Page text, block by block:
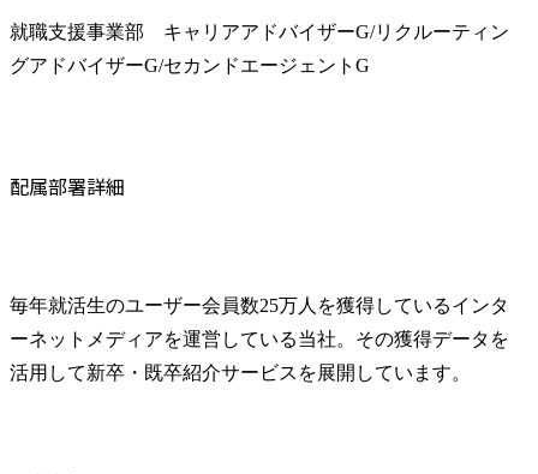
就職支援事業部　キャリアアドバイザーG/リクルーティン
グアドバイザーG/セカンドエージェントG
配属部署詳細
毎年就活生のユーザー会員数25万人を獲得しているインタ
ーネットメディアを運営している当社。その獲得データを
活用して新卒・既卒紹介サービスを展開しています。